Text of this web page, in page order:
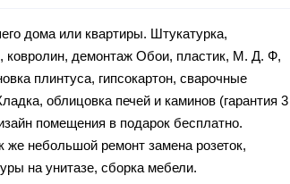
дома или квартиры. Штукатурка,
ковролин, демонтаж Обои, пластик, М. Д. Ф,
плинтуса, гипсокартон, сварочные
облицовка печей и каминов (гарантия 3
помещения в подарок бесплатно.
же небольшой ремонт замена розеток,
на унитазе, сборка мебели.